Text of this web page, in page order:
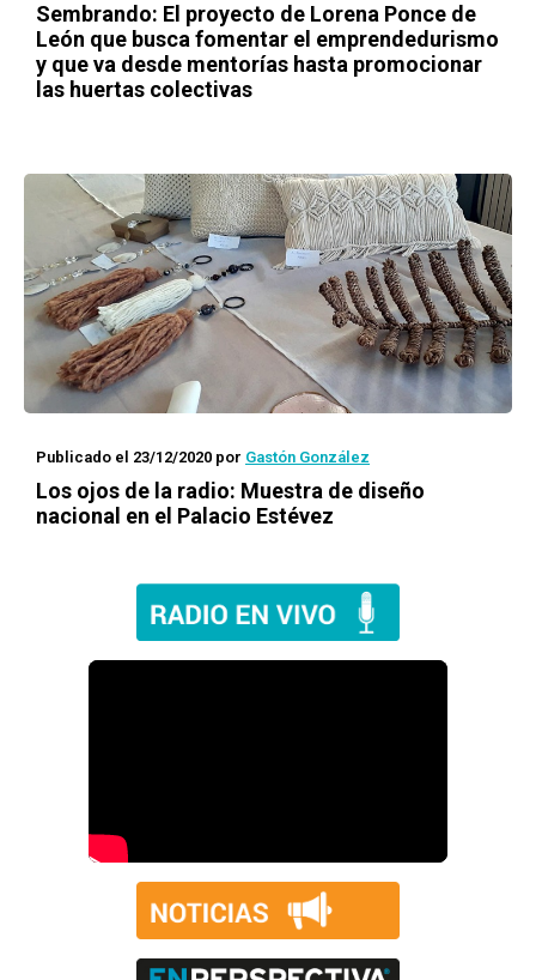
Sembrando: El proyecto de Lorena Ponce de
León que busca fomentar el emprendedurismo
y que va desde mentorías hasta promocionar
las huertas colectivas
Publicado el 23/12/2020 por Gastón González
Los ojos de la radio: Muestra de diseño
nacional en el Palacio Estévez